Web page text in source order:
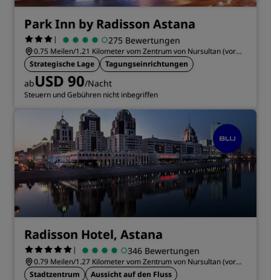
Park Inn by Radisson Astana
| 275 Bewertungen
0.75 Meilen/1.21 Kilometer vom Zentrum von Nursultan (vor
2019 Astana) entfernt
Strategische Lage Tagungseinrichtungen
abUSD 90/Nacht
Steuern und Gebühren nicht inbegriffen
Radisson Hotel, Astana
| 346 Bewertungen
0.79 Meilen/1.27 Kilometer vom Zentrum von Nursultan (vor
2019 Astana) entfernt
Stadtzentrum Aussicht auf den Fluss